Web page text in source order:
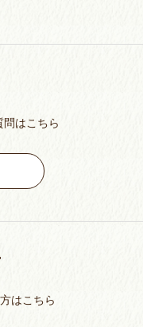
はこちら
はこちら